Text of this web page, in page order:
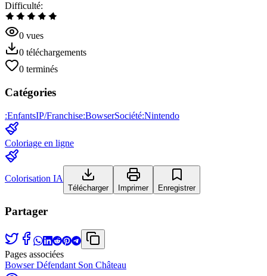
Difficulté:
0 vues
0 téléchargements
0 terminés
Catégories
:EnfantsIP/Franchise:BowserSociété:Nintendo
Coloriage en ligne
Colorisation IA
Télécharger Imprimer Enregistrer
Partager
Pages associées
Bowser Défendant Son Château